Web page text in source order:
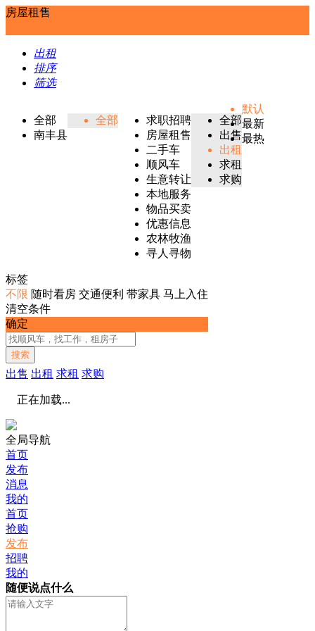
房屋租售
出租
排序
筛选
全部
南丰县
全部
求职招聘
房屋租售
二手车
顺风车
生意转让
本地服务
物品买卖
优惠信息
农林牧渔
寻人寻物
全部
出售
出租
求租
求购
默认
最新
最热
标签
不限 随时看房 交通便利 带家具 马上入住
清空条件
确定
搜索
出售 出租 求租 求购
正在加载...
全局导航
首页
发布
消息
我的
首页
抢购
发布
招聘
我的
随便说点什么